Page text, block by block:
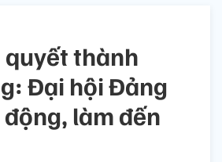
thành
Đại hội Đảng
làm đến